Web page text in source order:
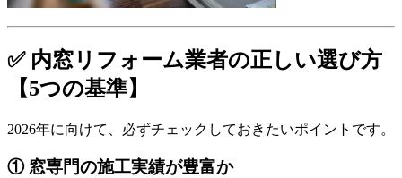
✅ 内窓リフォーム業者の正しい選び方
【5つの基準】
2026年に向けて、必ずチェックしておきたいポイントです。
① 窓専門の施工実績が豊富か